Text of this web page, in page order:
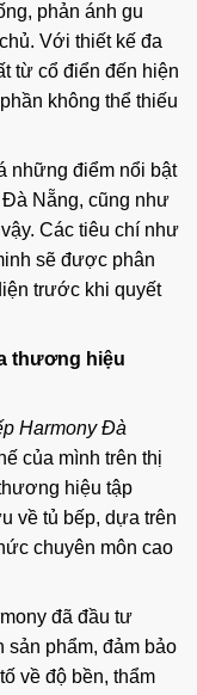
phản ánh gu
Với thiết kế đa
từ cổ điển đến hiện
không thể thiếu
những điểm nổi bật
Đà Nẵng, cũng như
Các tiêu chí như
sẽ được phân
trước khi quyết
thương hiệu
Harmony Đà
của mình trên thị
hiệu tập
về tủ bếp, dựa trên
chuyên môn cao
đã đầu tư
sản phẩm, đảm bảo
về độ bền, thẩm